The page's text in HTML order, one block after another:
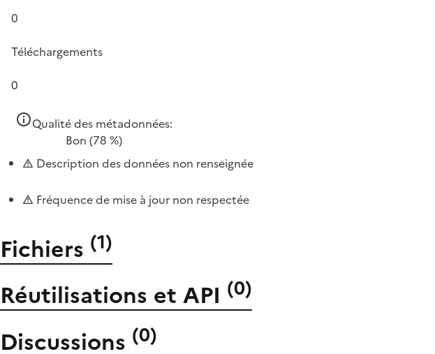
0
Téléchargements
0
Qualité des métadonnées:
Bon (78 %)
Description des données non renseignée
Fréquence de mise à jour non respectée
Fichiers (1)
Réutilisations et API (0)
Discussions (0)